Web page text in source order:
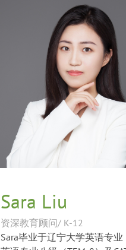
请等多个维度，为学生提供专
有国际视野的升学规划建议。
术背景、兴趣特长及个人目标
性化申请策略。她注重帮助学
长期学术规划，通过科学的目
与持续跟进，引导学生逐步提
力，并在申请过程中充分展现
势与独特价值。
Sandra尤其擅长挖掘学生个人
帮助学生建立清晰的个人定位
方向。她相信成功的申请不仅
异的成绩，更来自对学生个性
与潜力的深度理解。其指导学
功获得斯坦福大学（Stanford
University）、杜克大学（Duke
University）、西北大学
（Northwestern University）、
霍普金斯大学（Johns Hopkins
University）、加州大学伯克利
（UC Berkeley）、莱斯大学（
University）、密歇根大学安娜
校（University of Michigan）
Sara Liu
资深教育顾问/ K-12
Sara毕业于辽宁大学英语专